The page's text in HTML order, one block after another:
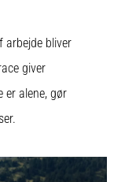
bliver
giver
er alene, gør